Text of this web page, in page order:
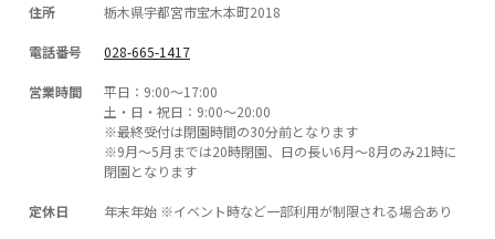
住所 栃木県宇都宮市宝木本町2018
電話番号 028-665-1417
営業時間
平日：9:00～17:00
土・日・祝日：9:00～20:00
​※最終受付は閉園時間の30分前となります​
※9月～5月までは20時閉園、日の長い6月～8月のみ21時に
閉園となります ​
定休日 年末年始 ※イベント時など一部利用が制限される場合あり